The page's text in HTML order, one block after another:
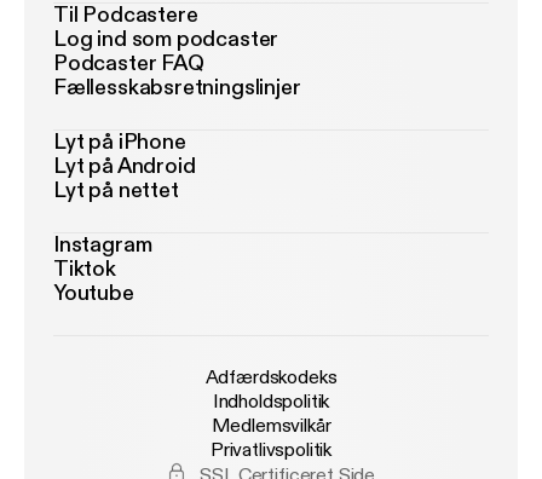
Til Podcastere
Log ind som podcaster
Podcaster FAQ
Fællesskabsretningslinjer
Lyt på iPhone
Lyt på Android
Lyt på nettet
Instagram
Tiktok
Youtube
Adfærdskodeks
Indholdspolitik
Medlemsvilkår
Privatlivspolitik